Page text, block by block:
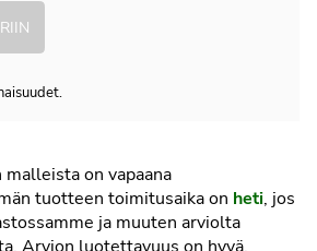
on vapaana
tuotteen toimitusaika on heti, jos
ja muuten arviolta